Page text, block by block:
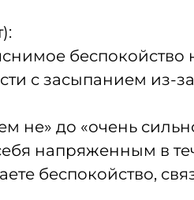
с засыпанием из-
не» до «очень
напряженным в
беспокойство,